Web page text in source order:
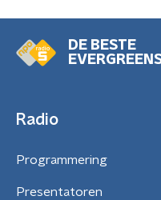
DE BESTE
Radio
Programmering
Presentatoren